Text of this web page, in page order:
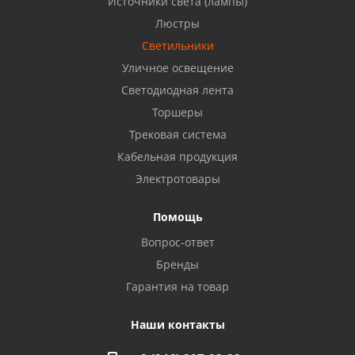
Бузулук, ул. Октябрьская, 24
Балаково, ул. Комарова, 55
Октябрьский, ул. Свердлова, 28
Азнакаево, ул. Булгар, 2. ТЦ "Акчарлак"
Стерлитамак, ул. Вокзальная, 13
Люстры
Светильники
Уличное освещение
Светодиодная лента
Торшеры
Трековая система
Кабельная продукция
Электротовары
Помощь
Вопрос-ответ
Бренды
Гарантия на товар
Наши контакты